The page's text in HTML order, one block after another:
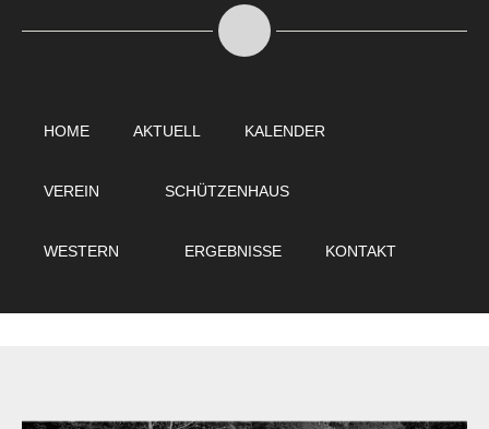
HOME AKTUELL KALENDER
VEREIN SCHÜTZENHAUS
WESTERN ERGEBNISSE KONTAKT